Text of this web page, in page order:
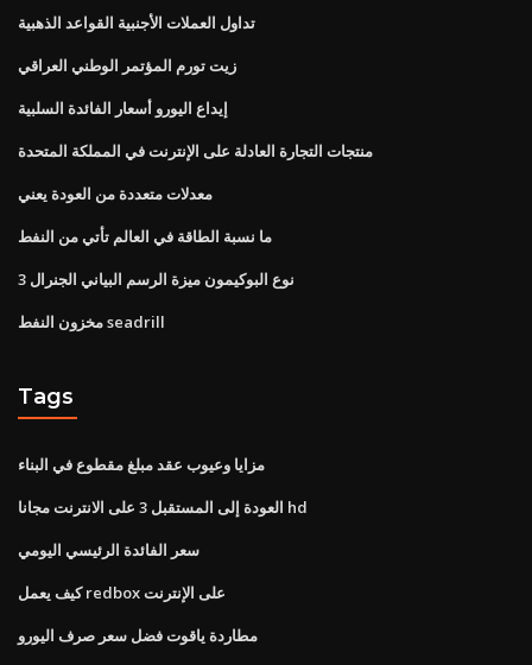
تداول العملات الأجنبية القواعد الذهبية
زيت تورم المؤتمر الوطني العراقي
إيداع اليورو أسعار الفائدة السلبية
منتجات التجارة العادلة على الإنترنت في المملكة المتحدة
معدلات متعددة من العودة يعني
ما نسبة الطاقة في العالم تأتي من النفط
نوع البوكيمون ميزة الرسم البياني الجنرال 3
مخزون النفط seadrill
Tags
مزايا وعيوب عقد مبلغ مقطوع في البناء
العودة إلى المستقبل 3 على الانترنت مجانا hd
سعر الفائدة الرئيسي اليومي
كيف يعمل redbox على الإنترنت
مطاردة ياقوت فضل سعر صرف اليورو